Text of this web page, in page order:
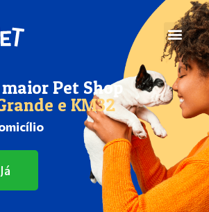
Pet Shop
e KM32